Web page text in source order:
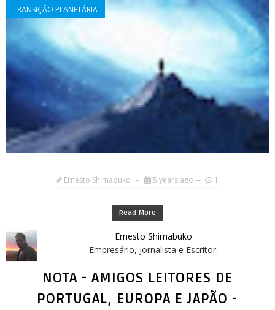
TRANSIÇÃO PLANETÁRIA
Ernesto Shimabuko 5 years ago 1
Read More
Ernesto Shimabuko
Empresário, Jornalista e Escritor.
NOTA - AMIGOS LEITORES DE
PORTUGAL, EUROPA E JAPÃO -